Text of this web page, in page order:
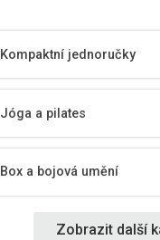
Kompaktní jednoručky
Jóga a pilates
Box a bojová umění
Zobrazit další